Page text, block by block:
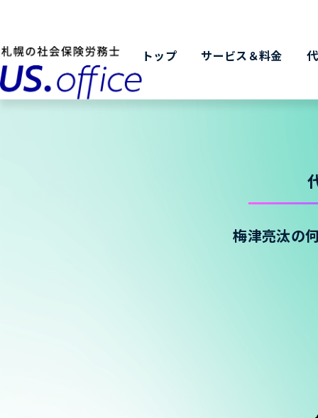
トップ サービス＆料金
梅津亮汰の